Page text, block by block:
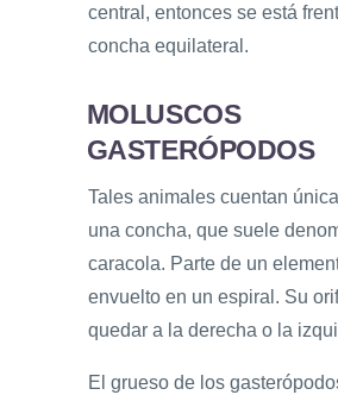
central, entonces se está
concha equilateral.
MOLUSCOS
GASTERÓPODOS
Tales animales cuentan
una concha, que suele
caracola. Parte de un
envuelto en un espiral. Su
quedar a la derecha o la
El grueso de los